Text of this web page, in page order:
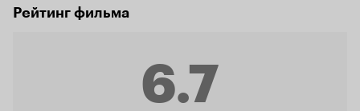
Рейтинг фильма
6.7